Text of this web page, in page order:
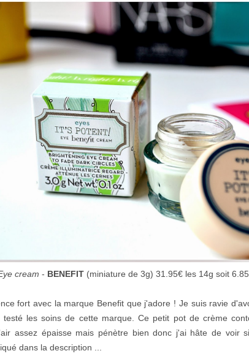
cream - BENEFIT (miniature de 3g) 31.95€ les 14g soit
fort avec la marque Benefit que j'adore ! Je suis ravie
testé les soins de cette marque. Ce petit pot de crème
assez épaisse mais pénètre bien donc j'ai hâte de voir
dans la description ...